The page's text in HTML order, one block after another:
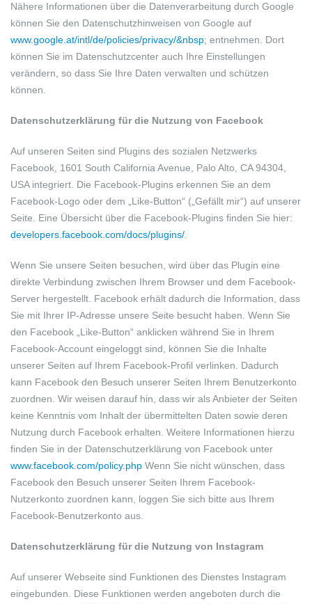
Nähere Informationen über die Datenverarbeitung durch Google
können Sie den Datenschutzhinweisen von Google auf
www.google.at/intl/de/policies/privacy/&nbsp; entnehmen. Dort
können Sie im Datenschutzcenter auch Ihre Einstellungen
verändern, so dass Sie Ihre Daten verwalten und schützen
können.
Datenschutzerklärung für die Nutzung von Facebook
Auf unseren Seiten sind Plugins des sozialen Netzwerks
Facebook, 1601 South California Avenue, Palo Alto, CA 94304,
USA integriert. Die Facebook-Plugins erkennen Sie an dem
Facebook-Logo oder dem „Like-Button“ („Gefällt mir“) auf unserer
Seite. Eine Übersicht über die Facebook-Plugins finden Sie hier:
developers.facebook.com/docs/plugins/
Wenn Sie unsere Seiten besuchen, wird über das Plugin eine
direkte Verbindung zwischen Ihrem Browser und dem Facebook-
Server hergestellt. Facebook erhält dadurch die Information, dass
Sie mit Ihrer IP-Adresse unsere Seite besucht haben. Wenn Sie
den Facebook „Like-Button“ anklicken während Sie in Ihrem
Facebook-Account eingeloggt sind, können Sie die Inhalte
unserer Seiten auf Ihrem Facebook-Profil verlinken. Dadurch
kann Facebook den Besuch unserer Seiten Ihrem Benutzerkonto
zuordnen. Wir weisen darauf hin, dass wir als Anbieter der Seiten
keine Kenntnis vom Inhalt der übermittelten Daten sowie deren
Nutzung durch Facebook erhalten. Weitere Informationen hierzu
finden Sie in der Datenschutzerklärung von Facebook unter
www.facebook.com/policy.php Wenn Sie nicht wünschen, dass
Facebook den Besuch unserer Seiten Ihrem Facebook-
Nutzerkonto zuordnen kann, loggen Sie sich bitte aus Ihrem
Facebook-Benutzerkonto aus.
Datenschutzerklärung für die Nutzung von Instagram
Auf unserer Webseite sind Funktionen des Dienstes Instagram
eingebunden. Diese Funktionen werden angeboten durch die